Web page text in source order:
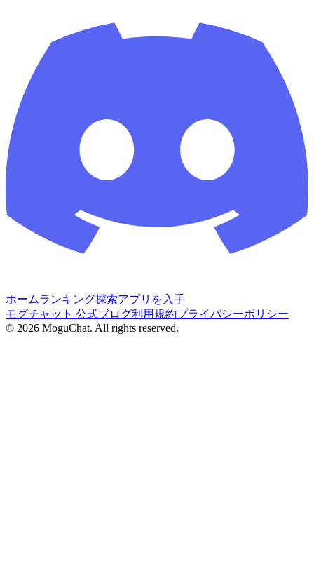
ホームランキング探索アプリを入手
モグチャット 公式ブログ利用規約プライバシーポリシー
© 2026 MoguChat. All rights reserved.